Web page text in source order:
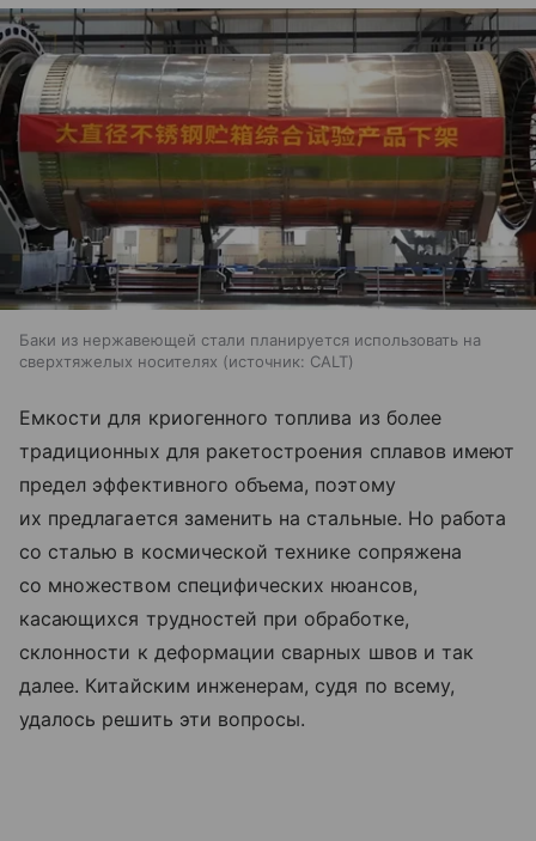
Баки из нержавеющей стали планируется использовать на
сверхтяжелых носителях
источник: CALT
Емкости для криогенного топлива из более
традиционных для ракетостроения сплавов имеют
предел эффективного объема, поэтому
их предлагается заменить на стальные. Но работа
со сталью в космической технике сопряжена
со множеством специфических нюансов,
касающихся трудностей при обработке,
склонности к деформации сварных швов и так
далее. Китайским инженерам, судя по всему,
удалось решить эти вопросы.